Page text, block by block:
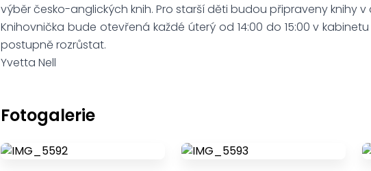
výběr česko-anglických knih. Pro starší děti budou připraveny knihy v
Knihovnička bude otevřená každé úterý od 14:00 do 15:00 v
postupně rozrůstat.
Yvetta Nell
Fotogalerie